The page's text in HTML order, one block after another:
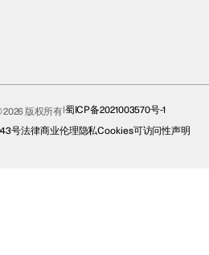
版权所有 蜀ICP备2021003570号-1
号法律商业伦理隐私Cookies可访问性声明